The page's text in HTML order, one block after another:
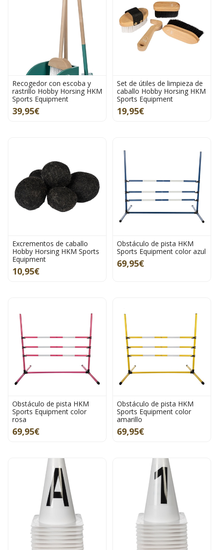
Recogedor con escoba y
rastrillo Hobby Horsing HKM
Sports Equipment
39,95€
Set de útiles de limpieza de
caballo Hobby Horsing HKM
Sports Equipment
19,95€
Excrementos de caballo
Hobby Horsing HKM Sports
Equipment
10,95€
Obstáculo de pista HKM
Sports Equipment color azul
69,95€
Obstáculo de pista HKM
Sports Equipment color
rosa
69,95€
Obstáculo de pista HKM
Sports Equipment color
amarillo
69,95€